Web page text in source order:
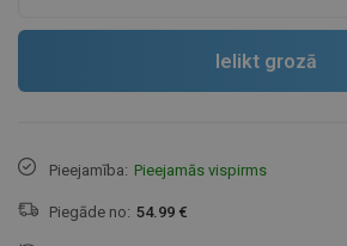
Ielikt grozā
Pieejamība: Pieejamās vispirms
Piegāde no: 54.99 €